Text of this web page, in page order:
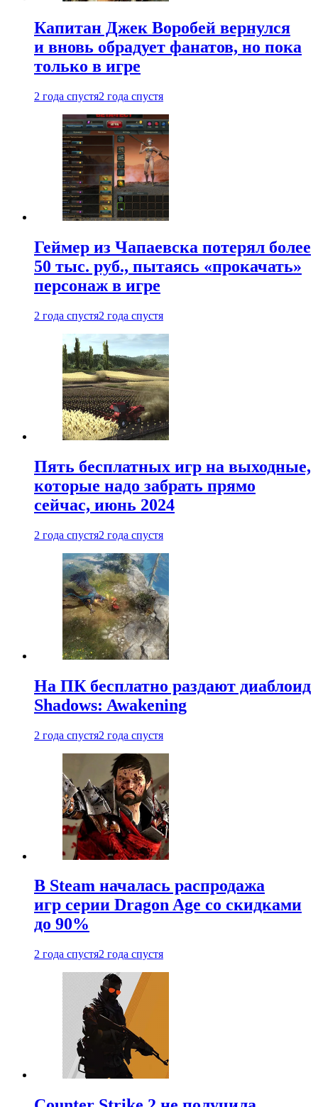
Капитан Джек Воробей вернулся
и вновь обрадует фанатов, но пока
только в игре
2 года спустя2 года спустя
Геймер из Чапаевска потерял более
50 тыс. руб., пытаясь «прокачать»
персонаж в игре
2 года спустя2 года спустя
Пять бесплатных игр на выходные,
которые надо забрать прямо
сейчас, июнь 2024
2 года спустя2 года спустя
На ПК бесплатно раздают диаблоид
Shadows: Awakening
2 года спустя2 года спустя
В Steam началась распродажа
игр серии Dragon Age со скидками
до 90%
2 года спустя2 года спустя